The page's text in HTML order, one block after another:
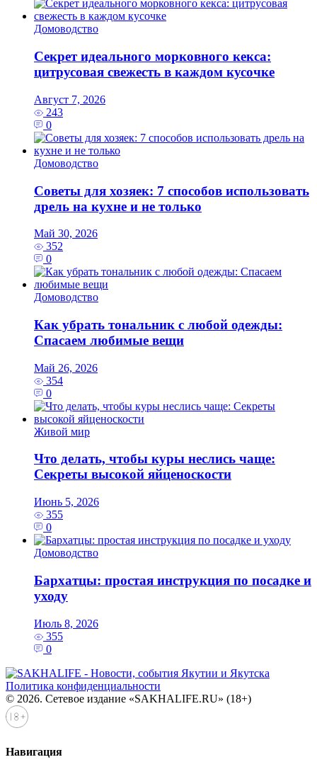
Домоводство
Секрет идеального морковного кекса:
цитрусовая свежесть в каждом кусочке
Август 7, 2026
243
0
Домоводство
Советы для хозяек: 7 способов использовать
дрель на кухне и не только
Май 30, 2026
352
0
Домоводство
Как убрать тональник с любой одежды:
Спасаем любимые вещи
Май 26, 2026
354
0
Живой мир
Что делать, чтобы куры неслись чаще:
Секреты высокой яйценоскости
Июнь 5, 2026
355
0
Домоводство
Бархатцы: простая инструкция по посадке и
уходу
Июль 8, 2026
355
0
Политика конфиденциальности
© 2026. Сетевое издание «SAKHALIFE.RU» (18+)
Навигация